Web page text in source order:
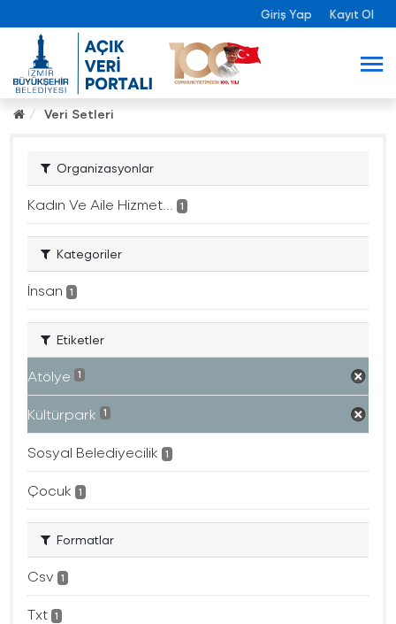
Giriş Yap Kayıt Ol
Veri Setleri
Organizasyonlar
Kadın Ve Aile Hizmet... 1
Kategoriler
İnsan 1
Etiketler
Atölye 1
Kültürpark 1
Sosyal Belediyecilik 1
Çocuk 1
Formatlar
Csv 1
Txt 1